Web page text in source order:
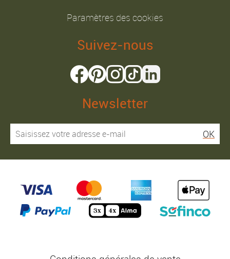
Paramètres des cookies
Suivez-nous
Newsletter
OK